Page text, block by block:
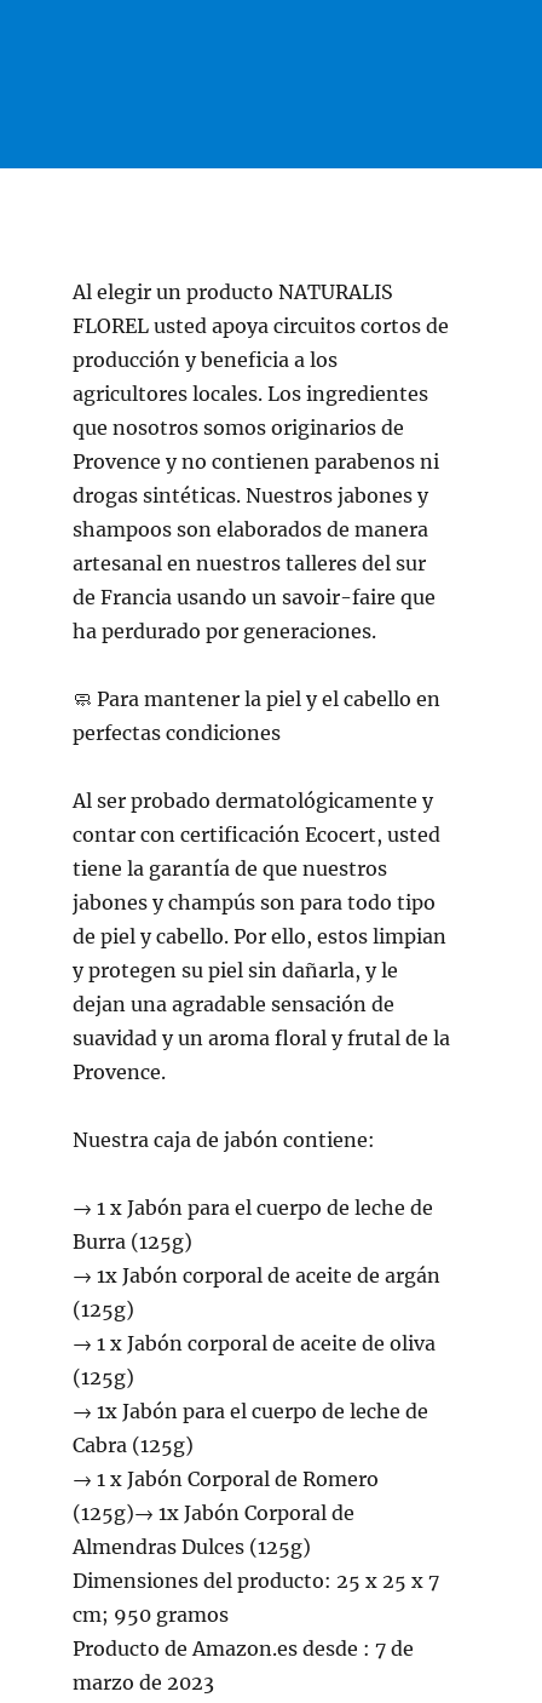
Al elegir un producto NATURALIS
FLOREL usted apoya circuitos cortos de
producción y beneficia a los
agricultores locales. Los ingredientes
que nosotros somos originarios de
Provence y no contienen parabenos ni
drogas sintéticas. Nuestros jabones y
shampoos son elaborados de manera
artesanal en nuestros talleres del sur
de Francia usando un savoir-faire que
ha perdurado por generaciones.
🧼 Para mantener la piel y el cabello en
perfectas condiciones
Al ser probado dermatológicamente y
contar con certificación Ecocert, usted
tiene la garantía de que nuestros
jabones y champús son para todo tipo
de piel y cabello. Por ello, estos limpian
y protegen su piel sin dañarla, y le
dejan una agradable sensación de
suavidad y un aroma floral y frutal de la
Provence.
Nuestra caja de jabón contiene:
→ 1 x Jabón para el cuerpo de leche de
Burra (125g)
→ 1x Jabón corporal de aceite de argán
(125g)
→ 1 x Jabón corporal de aceite de oliva
(125g)
→ 1x Jabón para el cuerpo de leche de
Cabra (125g)
→ 1 x Jabón Corporal de Romero
(125g)→ 1x Jabón Corporal de
Almendras Dulces (125g)
Dimensiones del producto: 25 x 25 x 7
cm; 950 gramos
Producto de Amazon.es desde ‎: 7 de
marzo de 2023